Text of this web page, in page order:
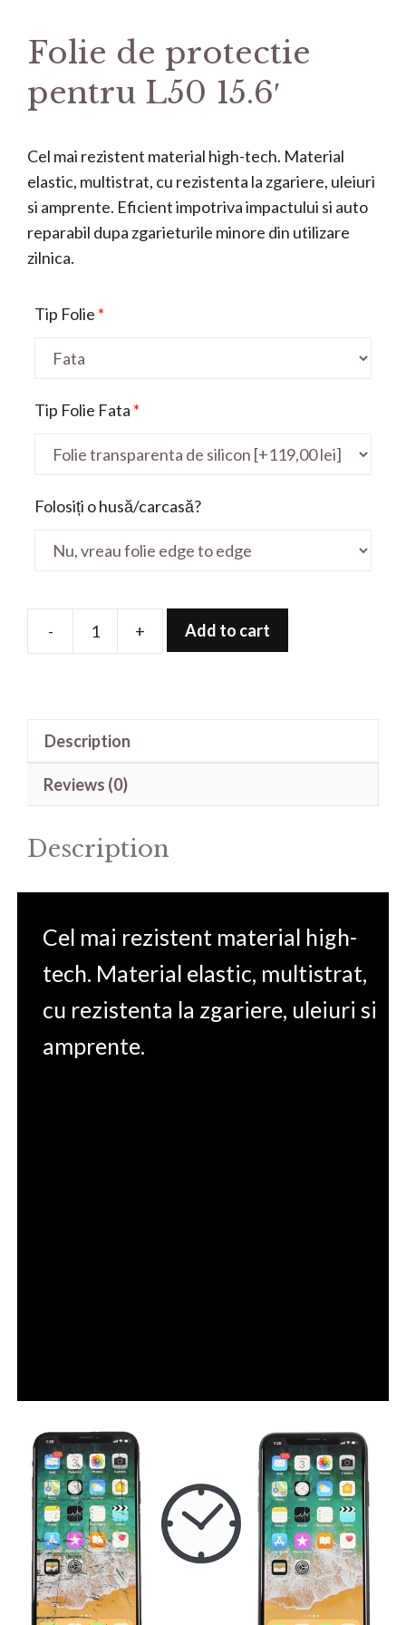
Folie de protectie
pentru L50 15.6′
Cel mai rezistent material high-tech. Material
elastic, multistrat, cu rezistenta la zgariere, uleiuri
si amprente. Eficient impotriva impactului si auto
reparabil dupa zgarieturile minore din utilizare
zilnica.
Tip Folie *
Tip Folie Fata *
Folosiți o husă/carcasă?
-
Folie
+ Add to cart
Description
Reviews (0)
Description
Cel mai rezistent material high-
tech. Material elastic, multistrat,
cu rezistenta la zgariere, uleiuri si
amprente.